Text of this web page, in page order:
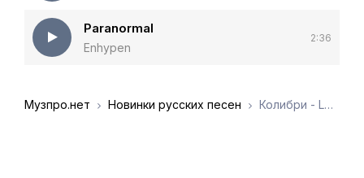
Paranormal
Enhypen
2:36
Музпро.нет Новинки русских песен Колибри - Love The Way You Lie (Cover)